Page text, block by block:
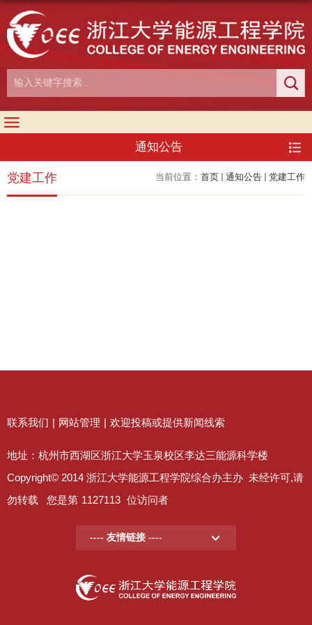
通知公告
当前位置： 首页 通知公告 党建工作
党建工作
联系我们 网站管理 欢迎投稿或提供新闻线索
地址：杭州市西湖区浙江大学玉泉校区李达三能源科学楼
Copyright© 2014 浙江大学能源工程学院综合办主办 未经许可,请
勿转载 您是第 1127113 位访问者
---- 友情链接 ----